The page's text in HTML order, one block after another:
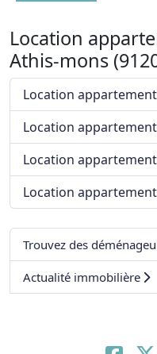
Location
Athis-mons
Location
Location
Location
Location
Trouvez des
Actualité immobilière